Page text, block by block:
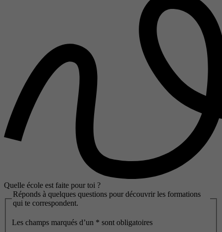
Quelle école est faite pour toi ?
Réponds à quelques questions pour découvrir les formations
qui te correspondent.
Les champs marqués d’un * sont obligatoires